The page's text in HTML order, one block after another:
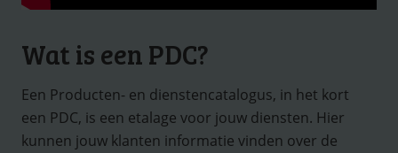
Wat is een PDC?
Een Producten- en dienstencatalogus, in het kort
een PDC, is een etalage voor jouw diensten. Hier
kunnen jouw klanten informatie vinden over de